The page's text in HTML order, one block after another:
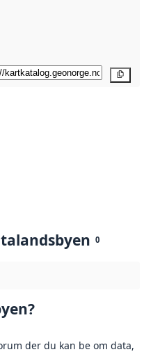
0
der du kan be om data,